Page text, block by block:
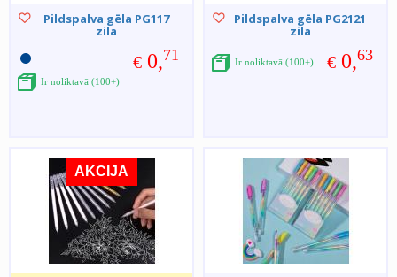
Pildspalva gēla PG117
zila
€ 0,71
Ir noliktavā (100+)
Pildspalva gēla PG2121
zila
€ 0,63
Ir noliktavā (100+)
AKCIJA